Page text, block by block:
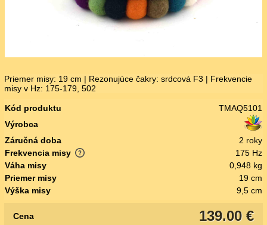
Priemer misy: 19 cm | Rezonujúce čakry: srdcová F3 | Frekvencie
misy v Hz: 175-179, 502
Kód produktu
TMAQ5101
Výrobca
Záručná doba
2 roky
Frekvencia misy
175 Hz
Váha misy
0,948 kg
Priemer misy
19 cm
Výška misy
9,5 cm
139.00 €
Cena